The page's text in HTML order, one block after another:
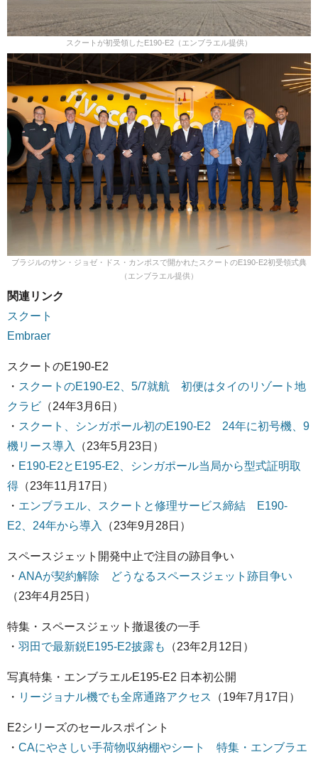
スクートが初受領したE190-E2（エンブラエル提供）
ブラジルのサン・ジョゼ・ドス・カンポスで開かれたスクートのE190-E2初受領式典
（エンブラエル提供）
関連リンク
スクート
Embraer
スクートのE190-E2
・ スクートのE190-E2、5/7就航 初便はタイのリゾート地
クラビ （24年3月6日）
・ スクート、シンガポール初のE190-E2 24年に初号機、9
機リース導入
（23年5月23日）
・ E190-E2とE195-E2、シンガポール当局から型式証明取
得 （23年11月17日）
・ エンブラエル、スクートと修理サービス締結 E190-
E2、24年から導入
（23年9月28日）
スペースジェット開発中止で注目の跡目争い
・ ANAが契約解除 どうなるスペースジェット跡目争い
（23年4月25日）
特集・スペースジェット撤退後の一手
・ 羽田で最新鋭E195-E2披露も （23年2月12日）
写真特集・エンブラエルE195-E2 日本初公開
・ リージョナル機でも全席通路アクセス （19年7月17日）
E2シリーズのセールスポイント
・ CAにやさしい手荷物収納棚やシート 特集・エンブラエ